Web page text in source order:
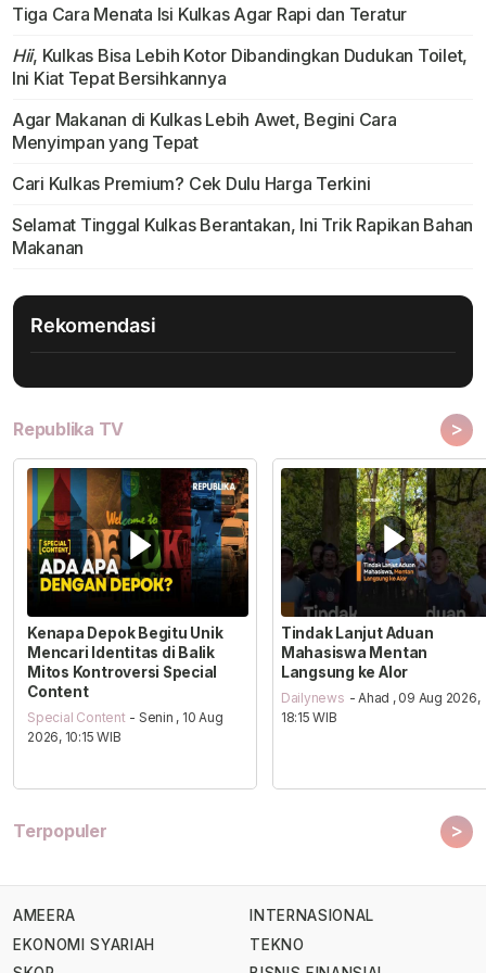
Tiga Cara Menata Isi Kulkas Agar Rapi dan Teratur
Hii, Kulkas Bisa Lebih Kotor Dibandingkan Dudukan Toilet,
Ini Kiat Tepat Bersihkannya
Agar Makanan di Kulkas Lebih Awet, Begini Cara
Menyimpan yang Tepat
Cari Kulkas Premium? Cek Dulu Harga Terkini
Selamat Tinggal Kulkas Berantakan, Ini Trik Rapikan Bahan
Makanan
Rekomendasi
Republika TV >
Kenapa Depok Begitu Unik
Mencari Identitas di Balik
Mitos Kontroversi Special
Content
Special Content - Senin , 10 Aug
2026, 10:15 WIB
Tindak Lanjut Aduan
Mahasiswa Mentan
Langsung ke Alor
Dailynews - Ahad , 09 Aug 2026,
18:15 WIB
Terpopuler >
AMEERA
EKONOMI SYARIAH
INTERNASIONAL
TEKNO